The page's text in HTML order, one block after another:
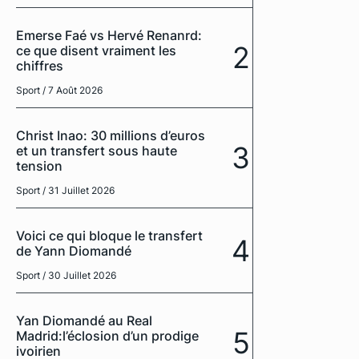
Emerse Faé vs Hervé Renanrd:
ce que disent vraiment les
chiffres
Sport / 7 Août 2026
2
Christ Inao: 30 millions d’euros
et un transfert sous haute
tension
Sport / 31 Juillet 2026
3
Voici ce qui bloque le transfert
de Yann Diomandé
Sport / 30 Juillet 2026
4
Yan Diomandé au Real
Madrid:l’éclosion d’un prodige
ivoirien
5